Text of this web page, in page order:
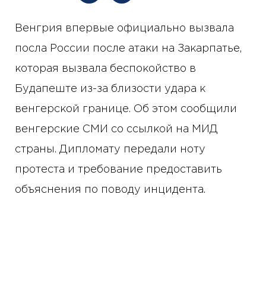
Венгрия впервые официально вызвала
посла России после атаки на Закарпатье,
которая вызвала беспокойство в
Будапеште из-за близости удара к
венгерской границе. Об этом сообщили
венгерские СМИ со ссылкой на МИД
страны. Дипломату передали ноту
протеста и требование предоставить
объяснения по поводу инцидента.